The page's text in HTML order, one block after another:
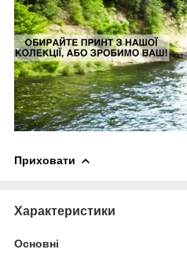
Приховати
Характеристики
Основні